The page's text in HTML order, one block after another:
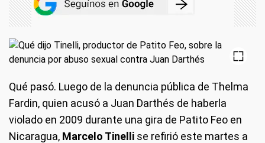
Qué pasó. Luego de la denuncia pública de Thelma
Fardin, quien acusó a Juan Darthés de haberla
violado en 2009 durante una gira de Patito Feo en
Nicaragua, Marcelo Tinelli se refirió este martes a